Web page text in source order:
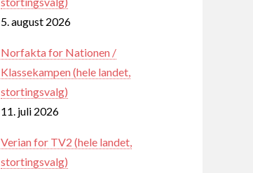
5. august 2026
Norfakta for Nationen /
Klassekampen (hele landet,
stortingsvalg)
11. juli 2026
Verian for TV2 (hele landet,
stortingsvalg)